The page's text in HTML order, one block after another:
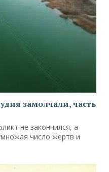
замолчали, часть
не закончился, а
число жертв и